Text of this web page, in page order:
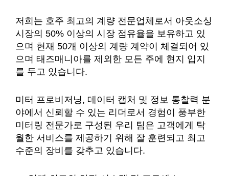
저희는 호주 최고의 계량 전문업체로서 아웃소싱
시장의 50% 이상의 시장 점유율을 보유하고 있
으며 현재 50개 이상의 계량 계약이 체결되어 있
으며 태즈매니아를 제외한 모든 주에 현지 입지
를 두고 있습니다.
미터 프로비저닝, 데이터 캡처 및 정보 통찰력 분
야에서 신뢰할 수 있는 리더로서 경험이 풍부한
미터링 전문가로 구성된 우리 팀은 고객에게 탁
월한 서비스를 제공하기 위해 잘 훈련되고 최고
수준의 장비를 갖추고 있습니다.